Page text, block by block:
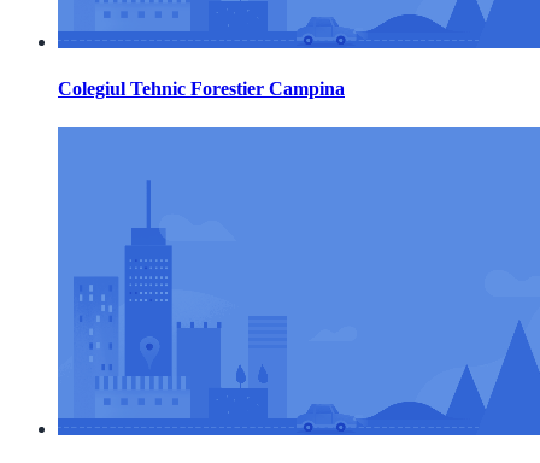
Colegiul Tehnic Forestier Campina